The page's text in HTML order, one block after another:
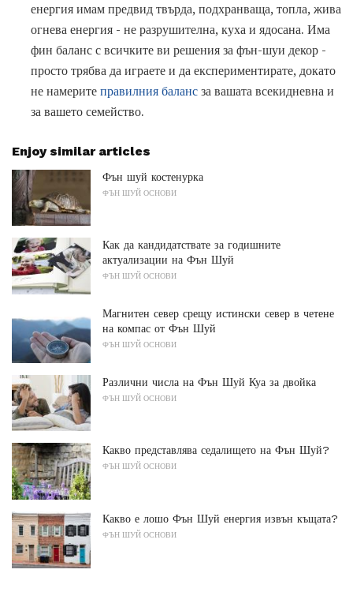
енергия имам предвид твърда, подхранваща, топла, жива
огнева енергия - не разрушителна, куха и ядосана. Има
фин баланс с всичките ви решения за фън-шуи декор -
просто трябва да играете и да експериментирате, докато
не намерите правилния баланс за вашата всекидневна и
за вашето семейство.
Enjoy similar articles
Фън шуй костенурка
ФЪН ШУЙ ОСНОВИ
Как да кандидатствате за годишните
актуализации на Фън Шуй
ФЪН ШУЙ ОСНОВИ
Магнитен север срещу истински север в четене
на компас от Фън Шуй
ФЪН ШУЙ ОСНОВИ
Различни числа на Фън Шуй Куа за двойка
ФЪН ШУЙ ОСНОВИ
Какво представлява седалището на Фън Шуй?
ФЪН ШУЙ ОСНОВИ
Какво е лошо Фън Шуй енергия извън къщата?
ФЪН ШУЙ ОСНОВИ